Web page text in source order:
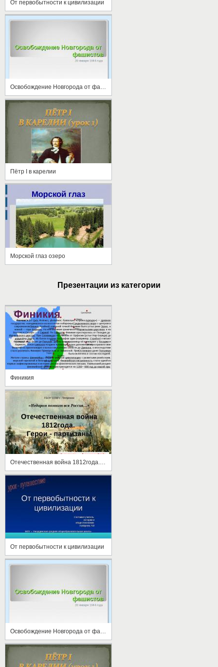
От первобытности к цивилизации
Пётр I в карелии
Морской глаз озеро
Презентации из категории
Финикия
От первобытности к цивилизации